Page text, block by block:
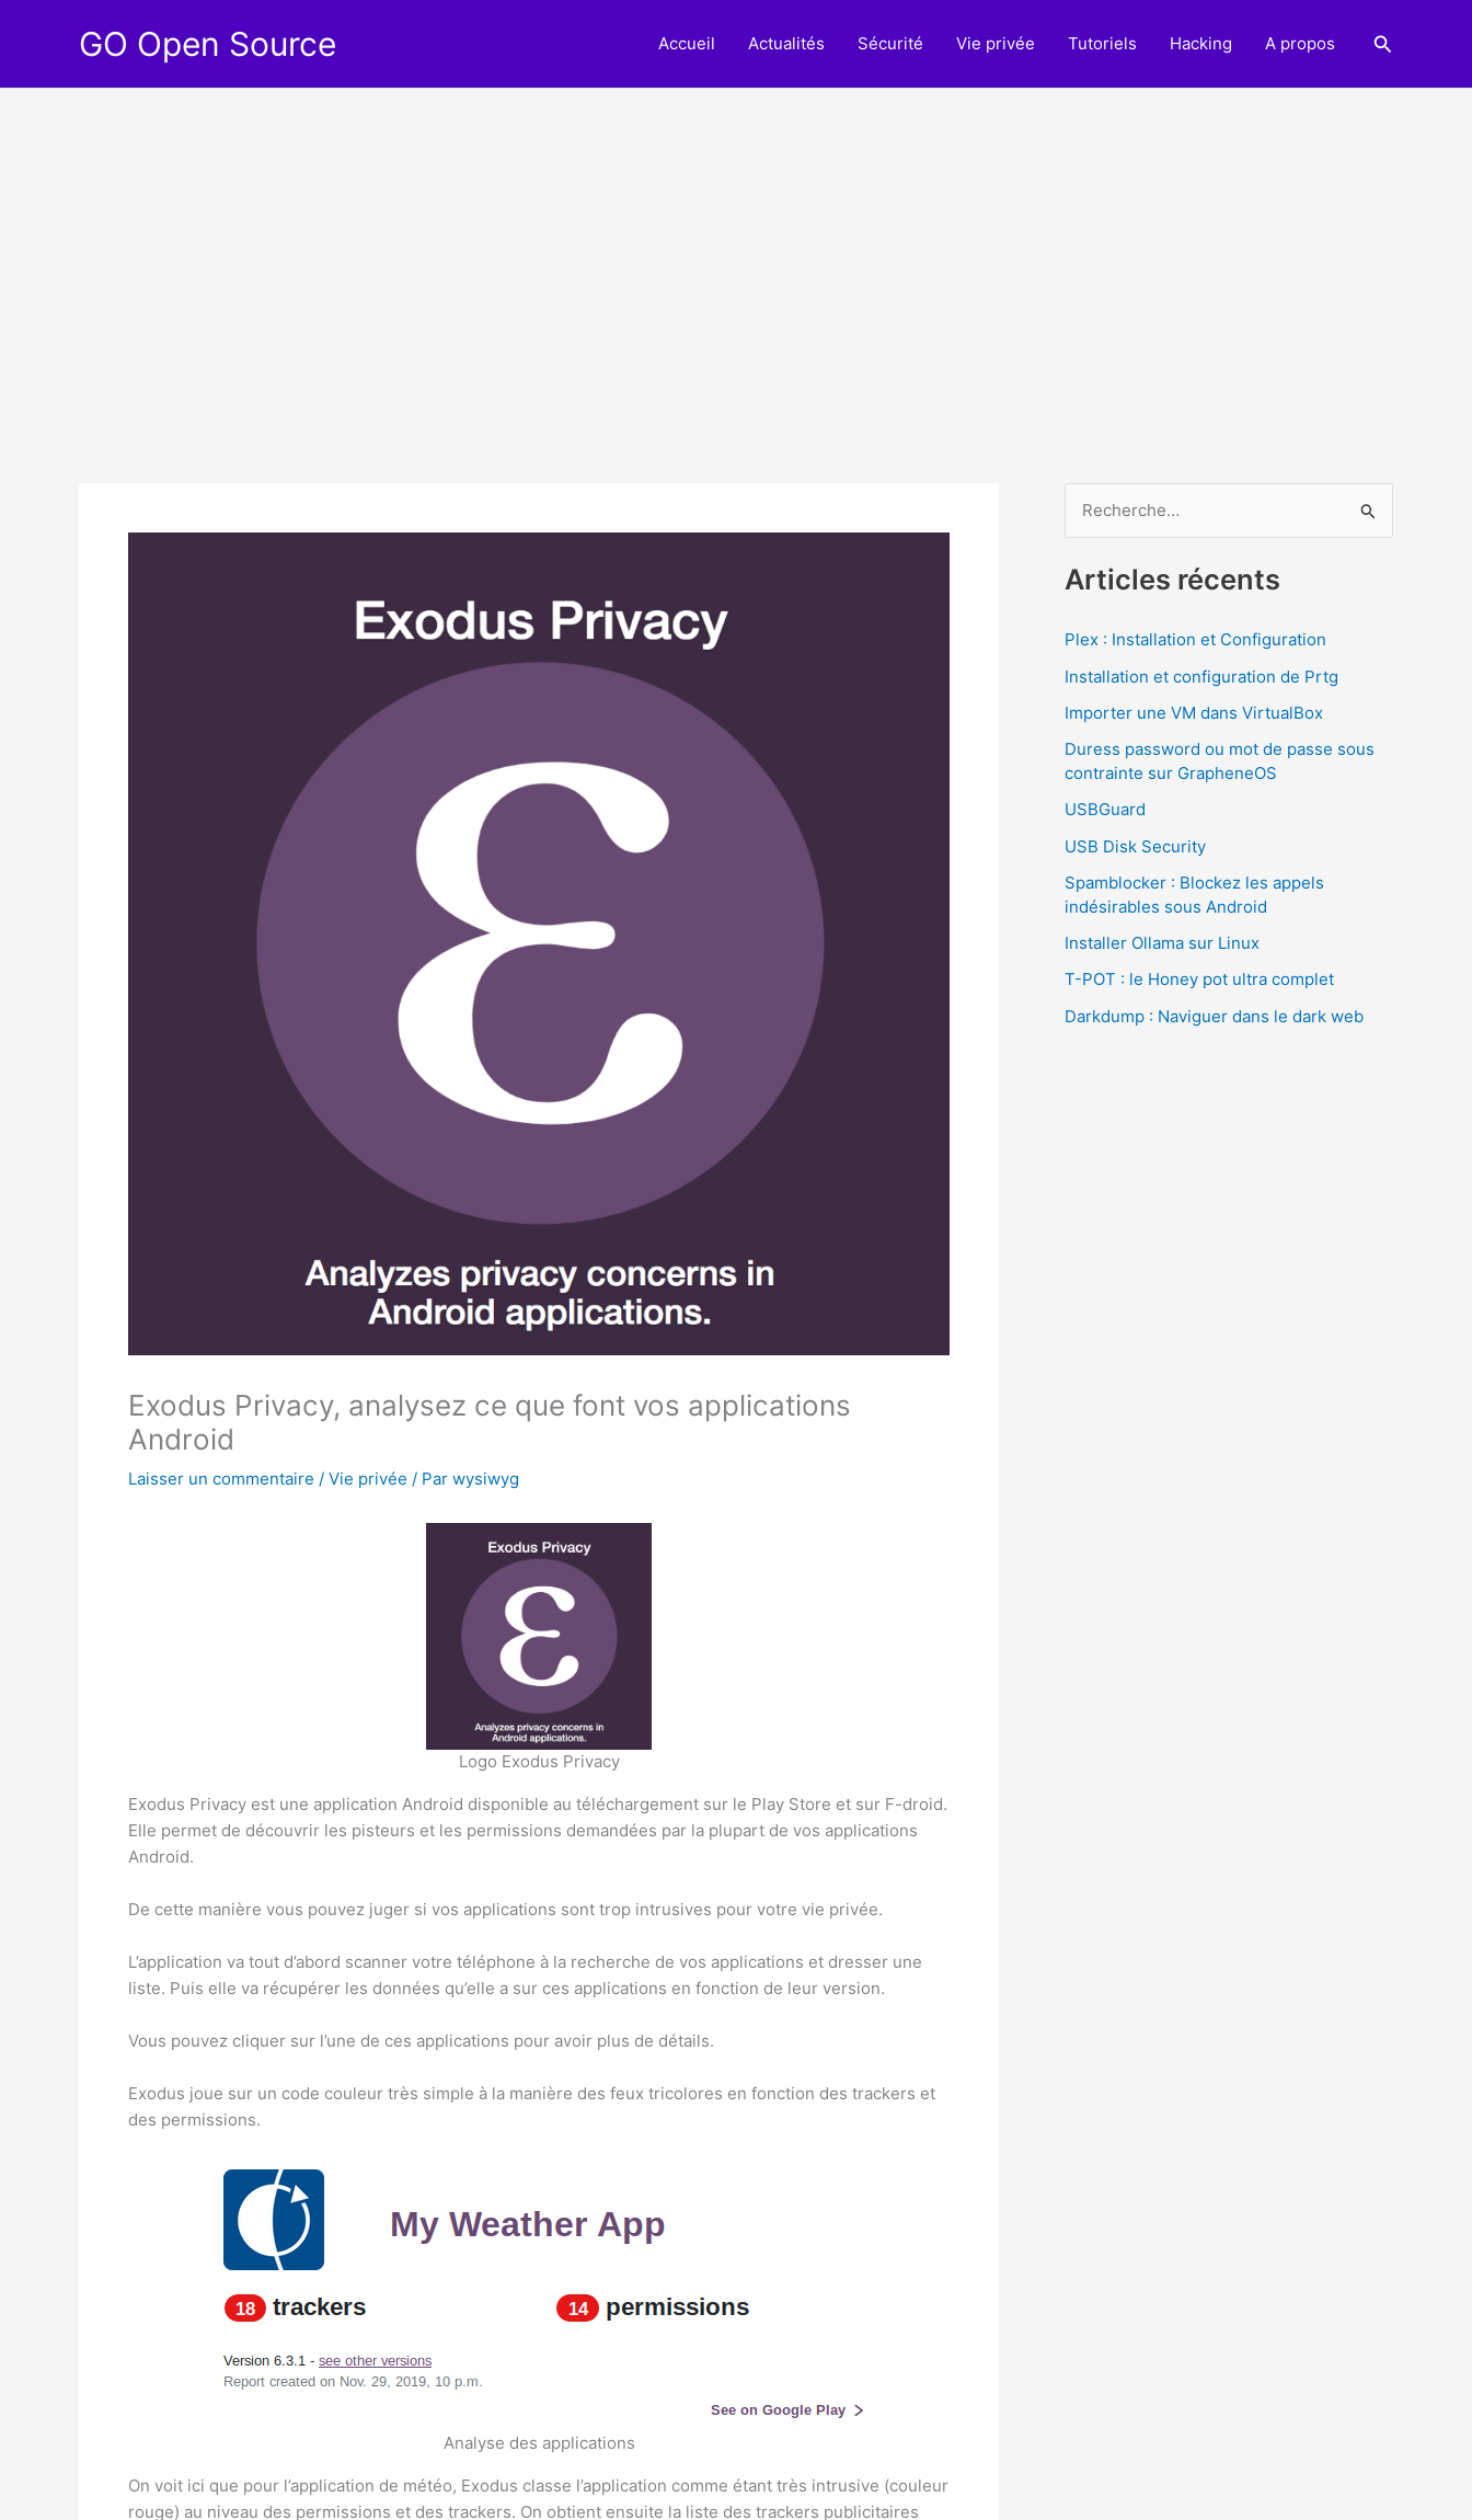
GO Open Source Accueil Actualités Sécurité Vie privée Tutoriels Hacking A propos
Exodus Privacy, analysez ce que font vos applications
Android
Laisser un commentaire / Vie privée / Par wysiwyg
Logo Exodus Privacy
Exodus Privacy est une application Android disponible au téléchargement sur le Play Store et sur F-droid.
Elle permet de découvrir les pisteurs et les permissions demandées par la plupart de vos applications
Android.
De cette manière vous pouvez juger si vos applications sont trop intrusives pour votre vie privée.
L’application va tout d’abord scanner votre téléphone à la recherche de vos applications et dresser une
liste. Puis elle va récupérer les données qu’elle a sur ces applications en fonction de leur version.
Vous pouvez cliquer sur l’une de ces applications pour avoir plus de détails.
Exodus joue sur un code couleur très simple à la manière des feux tricolores en fonction des trackers et
des permissions.
Analyse des applications
On voit ici que pour l’application de météo, Exodus classe l’application comme étant très intrusive (couleur
rouge) au niveau des permissions et des trackers. On obtient ensuite la liste des trackers publicitaires
h
e
e
:
Articles récents
Plex : Installation et Configuration
Installation et configuration de Prtg
Importer une VM dans VirtualBox
Duress password ou mot de passe sous
contrainte sur GrapheneOS
USBGuard
USB Disk Security
Spamblocker : Blockez les appels
indésirables sous Android
Installer Ollama sur Linux
T-POT : le Honey pot ultra complet
Darkdump : Naviguer dans le dark web